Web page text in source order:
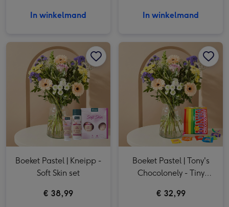
In winkelmand In winkelmand
Boeket Pastel | Kneipp - Soft Skin set afbeelding 2
Boeket Pastel | Kneipp -
Soft Skin set
€ 38,99
Boeket Pastel | Tony's
Chocolonely - Tiny
€ 32,99